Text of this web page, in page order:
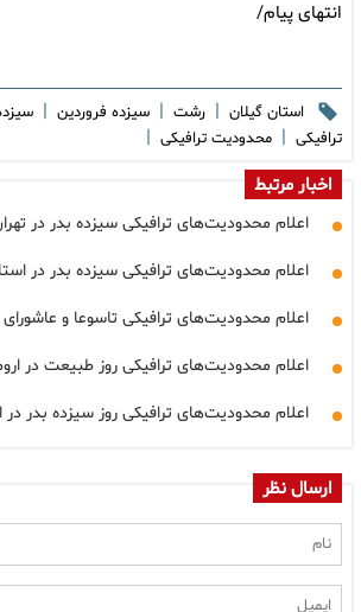
انتهای پیام/
استان گیلان | رشت | سیزده فروردین |
ترافیکی | محدودیت ترافیکی |
اخبار مرتبط
اعلام محدودیت‌های ترافیکی سیزده بدر در
اعلام محدودیت‌های ترافیکی سیزده بدر در
اعلام محدودیت‌های ترافیکی تاسوعا و
اعلام محدودیت‌های ترافیکی روز طبیعت در
اعلام محدودیت‌های ترافیکی روز سیزده بدر در
ارسال نظر